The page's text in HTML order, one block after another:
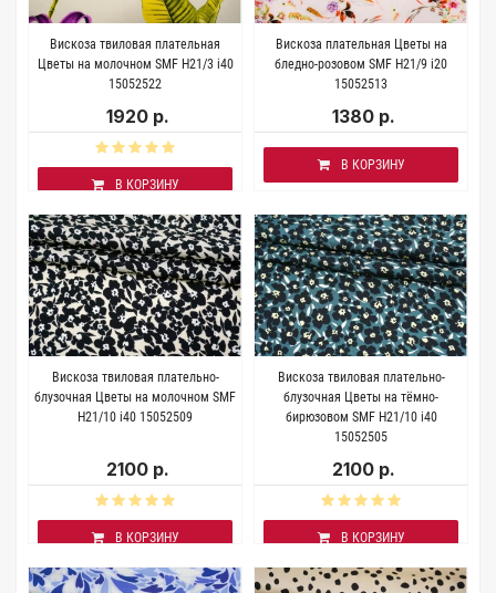
Вискоза твиловая плательная
Цветы на молочном SMF H21/3 i40
15052522
1920 р.
В КОРЗИНУ
Вискоза плательная Цветы на
бледно-розовом SMF H21/9 i20
15052513
1380 р.
В КОРЗИНУ
Вискоза твиловая плательно-
блузочная Цветы на молочном SMF
H21/10 i40 15052509
2100 р.
В КОРЗИНУ
Вискоза твиловая плательно-
блузочная Цветы на тёмно-
бирюзовом SMF H21/10 i40
15052505
2100 р.
В КОРЗИНУ